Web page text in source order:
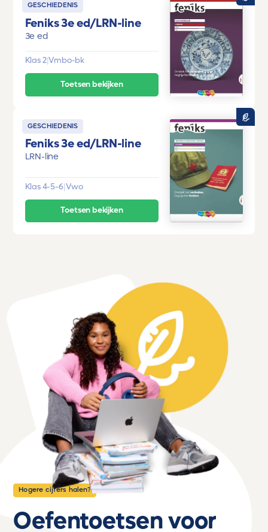
GESCHIEDENIS
Feniks 3e ed/LRN-line
3e ed
Klas 2|Vmbo-bk
Toetsen bekijken
GESCHIEDENIS
Feniks 3e ed/LRN-line
LRN-line
Klas 4-5-6|Vwo
Toetsen bekijken
Hogere cijfers halen?
Oefentoetsen voor